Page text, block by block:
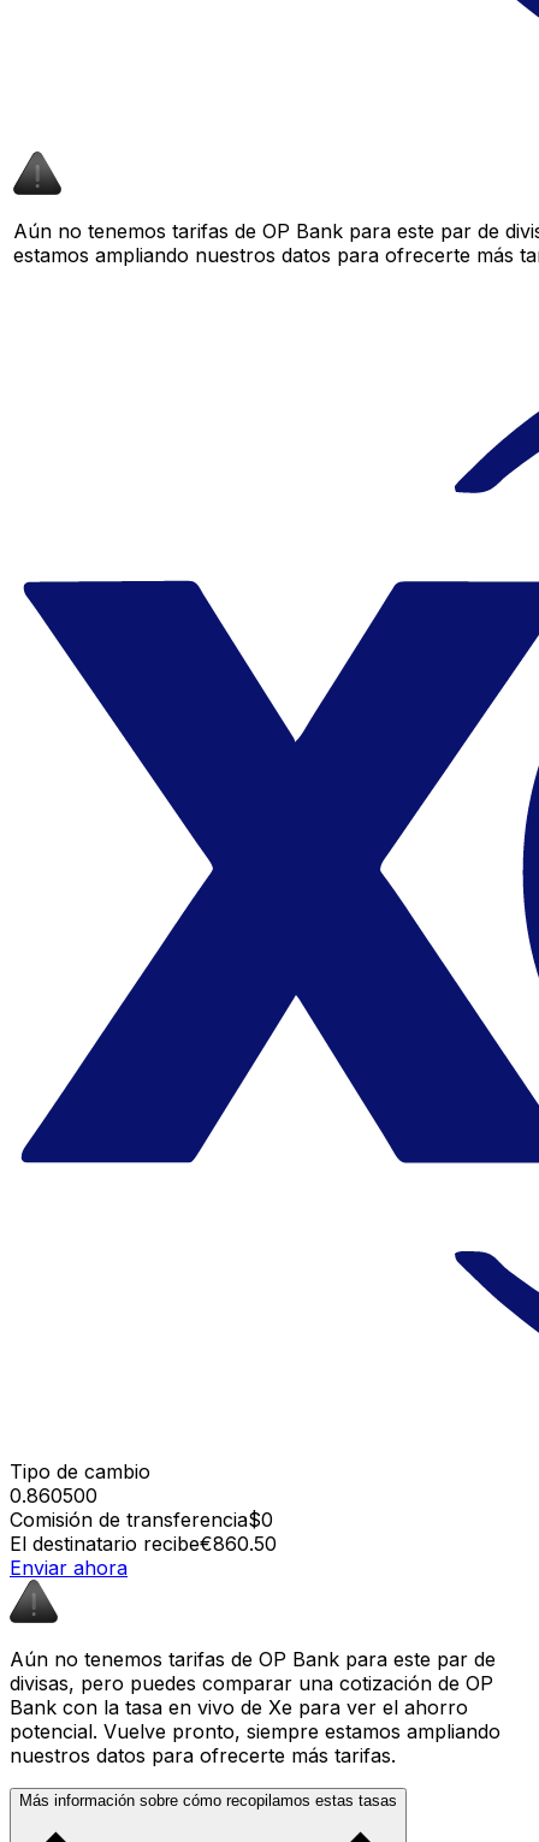
Aún no tenemos tarifas de OP Bank para este par de
estamos ampliando nuestros datos para ofrecerte más
Tipo de cambio
0.860500
Comisión de transferencia$0
El destinatario recibe€860.50
Enviar ahora
Aún no tenemos tarifas de OP Bank para este par de
divisas, pero puedes comparar una cotización de OP
Bank con la tasa en vivo de Xe para ver el ahorro
potencial. Vuelve pronto, siempre estamos ampliando
nuestros datos para ofrecerte más tarifas.
Más información sobre cómo recopilamos estas tasas